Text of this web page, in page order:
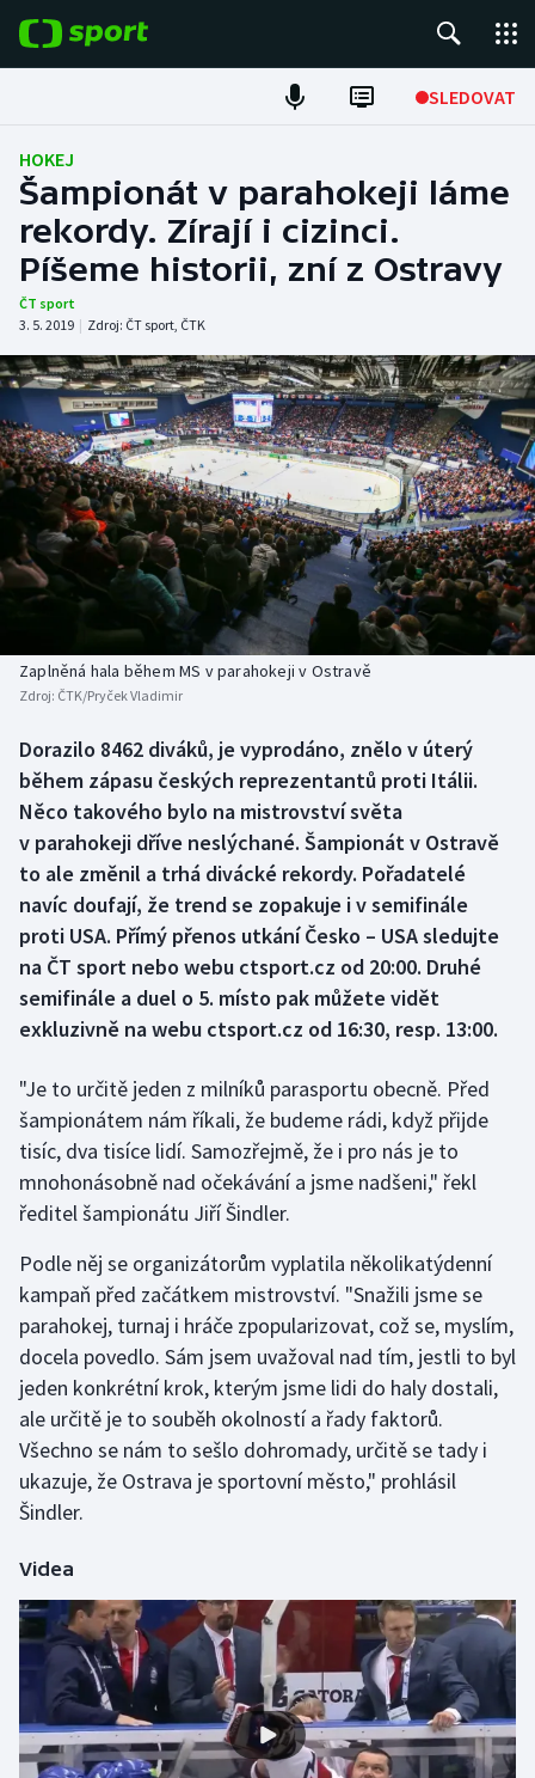
SLEDOVAT
Fotbal
Hokej
Tenis
Atletika
Cyklistika
DALŠÍ SPORTY
Americký fotbal
Baseball a softbal
Basketbal
Biatlon
Box
Curling
Dostihy
Florbal
Futsal
Gymnastika
Házená
Judo
Krasobruslení
Lezení
Lyže a snowboard
Olympijské hry
Parasport
Plavání
NEPŘEHLÉDNĚTE
Soutěže
Historické návraty
Aplikace ČT sport
HOKEJ
Šampionát v parahokeji láme
rekordy. Zírají i cizinci.
Píšeme historii, zní z Ostravy
ČT sport
3. 5. 2019 | Zdroj: ČT sport, ČTK
Zaplněná hala během MS v parahokeji v Ostravě
Zdroj: ČTK/Pryček Vladimir
Dorazilo 8462 diváků, je vyprodáno, znělo v úterý
během zápasu českých reprezentantů proti Itálii.
Něco takového bylo na mistrovství světa
v parahokeji dříve neslýchané. Šampionát v Ostravě
to ale změnil a trhá divácké rekordy. Pořadatelé
navíc doufají, že trend se zopakuje i v semifinále
proti USA. Přímý přenos utkání Česko – USA sledujte
na ČT sport nebo webu ctsport.cz od 20:00. Druhé
semifinále a duel o 5. místo pak můžete vidět
exkluzivně na webu ctsport.cz od 16:30, resp. 13:00.
"Je to určitě jeden z milníků parasportu obecně. Před
šampionátem nám říkali, že budeme rádi, když přijde
tisíc, dva tisíce lidí. Samozřejmě, že i pro nás je to
mnohonásobně nad očekávání a jsme nadšeni," řekl
ředitel šampionátu Jiří Šindler.
Podle něj se organizátorům vyplatila několikatýdenní
kampaň před začátkem mistrovství. "Snažili jsme se
parahokej, turnaj i hráče zpopularizovat, což se, myslím,
docela povedlo. Sám jsem uvažoval nad tím, jestli to byl
jeden konkrétní krok, kterým jsme lidi do haly dostali,
ale určitě je to souběh okolností a řady faktorů.
Všechno se nám to sešlo dohromady, určitě se tady i
ukazuje, že Ostrava je sportovní město," prohlásil
Šindler.
Videa